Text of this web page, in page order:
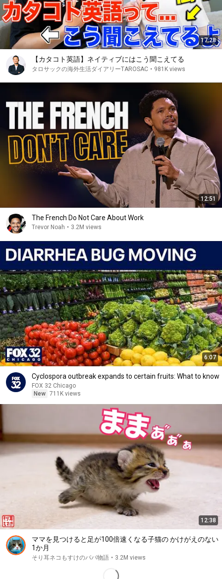
17:28
【カタコト英語】ネイティブにはこう聞こえてる
タロサックの海外生活ダイアリーTAROSAC • 981K views
12:51
The French Do Not Care About Work
Trevor Noah • 3.2M views
6:07
Cyclospora outbreak expands to certain fruits: What to know
FOX 32 Chicago
New 711K views
12:38
ママを見つけると足が100倍速くなる子猫の かけがえのない
1か月
そり耳ネコもすけのパパ物語 • 3.2M views